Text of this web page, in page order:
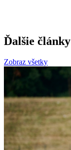
Ďalšie články
Zobraz všetky